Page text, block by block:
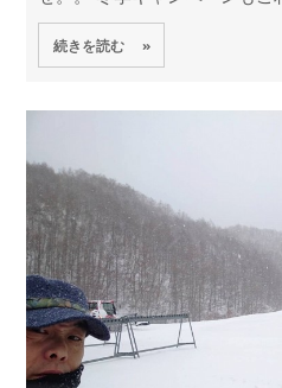
続きを読む »